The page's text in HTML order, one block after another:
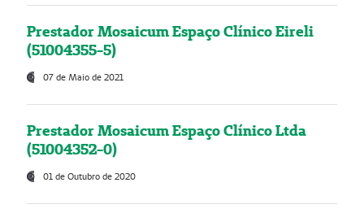
Prestador Mosaicum Espaço Clínico Eireli
(51004355-5)
07 de Maio de 2021
Prestador Mosaicum Espaço Clínico Ltda
(51004352-0)
01 de Outubro de 2020